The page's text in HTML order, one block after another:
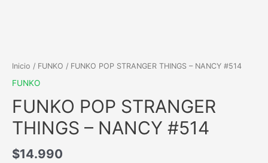
Inicio / FUNKO / FUNKO POP STRANGER THINGS – NANCY #514
FUNKO
FUNKO POP STRANGER
THINGS – NANCY #514
$14.990